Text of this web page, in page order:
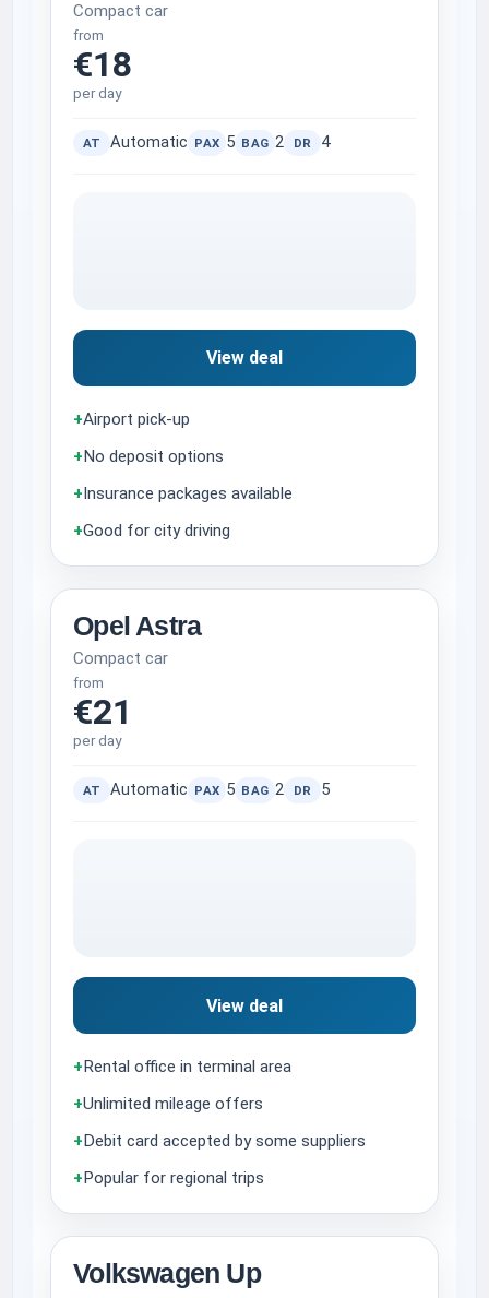
Compact car
from
€18
per day
AT Automatic PAX 5 BAG 2 DR 4
View deal
+Airport pick-up
+No deposit options
+Insurance packages available
+Good for city driving
Opel Astra
Compact car
from
€21
per day
AT Automatic PAX 5 BAG 2 DR 5
View deal
+Rental office in terminal area
+Unlimited mileage offers
+Debit card accepted by some suppliers
+Popular for regional trips
Volkswagen Up